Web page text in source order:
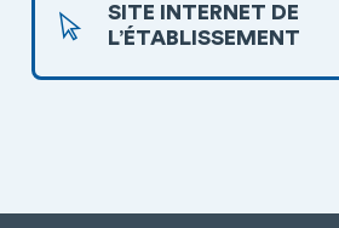
SITE INTERNET DE
L’ÉTABLISSEMENT